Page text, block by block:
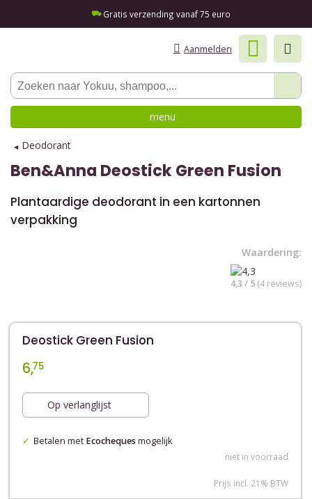
Gratis verzending vanaf 75 euro
Aanmelden
menu
Deodorant
Ben&Anna Deostick Green Fusion
Plantaardige deodorant in een kartonnen
verpakking
Waardering:
4,3 / 5 (4 reviews)
Deostick Green Fusion
6,75
Op verlanglijst
Betalen met Ecocheques mogelijk
niet in voorraad
Prijs incl. 21% BTW